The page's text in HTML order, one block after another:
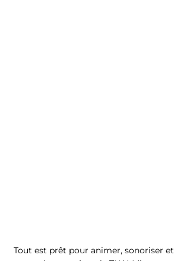
Tout est prêt pour animer, sonoriser et